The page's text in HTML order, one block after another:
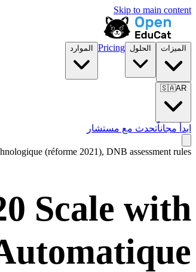
Skip to main content
الميزات الحلول Pricing الموارد
🇸🇦AR
ابدأ مجاناًتحدث مع مستشار
(réforme 2021), DNB assessment rules
Scale with